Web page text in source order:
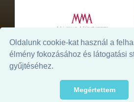
Oldalunk cookie-kat használ a
élmény fokozásához és látogatási
gyűjtéséhez.
Megértettem